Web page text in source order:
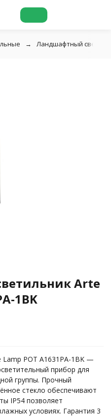
Ландшафтный
Arte
1BK
POT A1631PA-1BK —
прибор для
группы. Прочный
стекло обеспечивают
IP54 позволяет
условиях. Гарантия 3